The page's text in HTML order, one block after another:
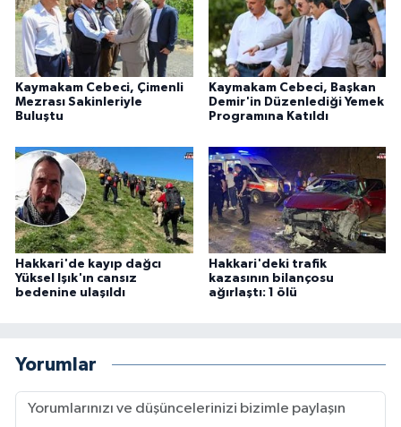
Kaymakam Cebeci, Çimenli
Mezrası Sakinleriyle
Buluştu
Kaymakam Cebeci, Başkan
Demir'in Düzenlediği Yemek
Programına Katıldı
Hakkari'de kayıp dağcı
Yüksel Işık'ın cansız
bedenine ulaşıldı
Hakkari'deki trafik
kazasının bilançosu
ağırlaştı: 1 ölü
Yorumlar